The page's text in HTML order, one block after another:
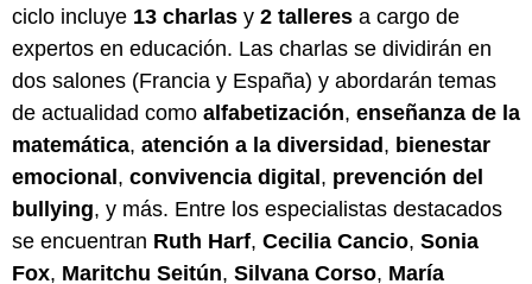
ciclo incluye 13 charlas y 2 talleres a cargo de
expertos en educación. Las charlas se dividirán en
dos salones (Francia y España) y abordarán temas
de actualidad como alfabetización, enseñanza de la
matemática, atención a la diversidad, bienestar
emocional, convivencia digital, prevención del
bullying, y más. Entre los especialistas destacados
se encuentran Ruth Harf, Cecilia Cancio, Sonia
Fox, Maritchu Seitún, Silvana Corso, María